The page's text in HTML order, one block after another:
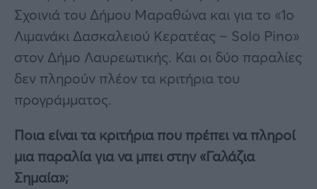
Σχοινιά του Δήμου Μαραθώνα και για το «1ο
Λιμανάκι Δασκαλειού Κερατέας – Solo Pino»
στον Δήμο Λαυρεωτικής. Και οι δύο παραλίες
δεν πληρούν πλέον τα κριτήρια του
προγράμματος.
Ποια είναι τα κριτήρια που πρέπει να πληροί
μια παραλία για να μπει στην «Γαλάζια
Σημαία»;